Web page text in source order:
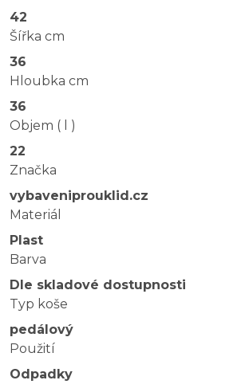
42
Šířka cm
36
Hloubka cm
36
Objem ( l )
22
Značka
vybaveniprouklid.cz
Materiál
Plast
Barva
Dle skladové dostupnosti
Typ koše
pedálový
Použití
Odpadky